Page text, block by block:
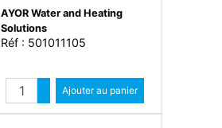
AYOR Water and Heating
Solutions
Réf : 501011105
Quantité
Augmenter quantité
Diminuer quantité
Ajouter au panier